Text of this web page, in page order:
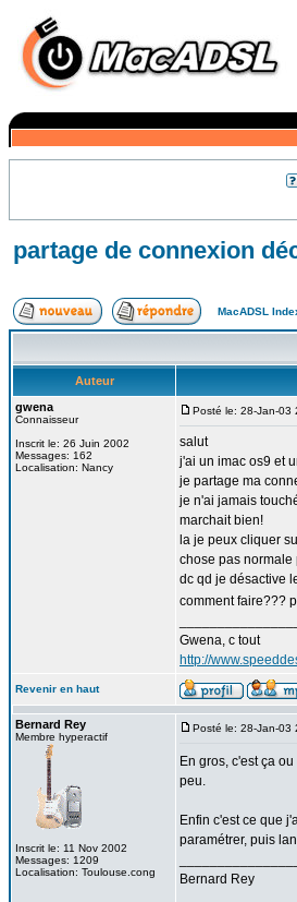
partage de connexion
MacADSL
Auteur
gwena
Connaisseur
Inscrit le: 26 Juin 2002
Messages: 162
Localisation: Nancy
Posté le: 28-Jan-03
salut
j'ai un imac os9 et
je partage ma
je n'ai jamais
marchait bien!
la je peux cliquer
chose pas normale
dc qd je désactive
comment faire???
Gwena, c tout
http://
Revenir en haut
Bernard Rey
Membre hyperactif
Inscrit le: 11 Nov 2002
Messages: 1209
Localisation: Toulouse.cong
Posté le: 28-Jan-03
En gros, c'est ça
peu.
Enfin c'est ce que
paramétrer, puis
Bernard Rey